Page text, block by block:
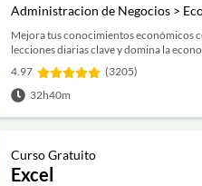
Administracion de Negocios >
Mejora tus conocimientos económicos
lecciones diarias clave y domina la
4.97
(3205)
32h40m
Curso Gratuito
Excel